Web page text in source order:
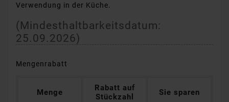
Verwendung in der Küche.
(Mindesthaltbarkeitsdatum:
25.09.2026)
Mengenrabatt
Menge
Rabatt auf
Stückzahl
Sie sparen